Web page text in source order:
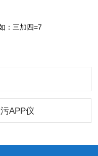
：三加四=7
APP仪